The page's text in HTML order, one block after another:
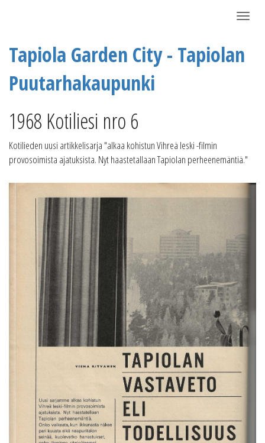
Tapiola Garden City - Tapiolan
Puutarhakaupunki
1968 Kotiliesi nro 6
Kotilieden uusi artikkelisarja "alkaa kohistun Vihreä leski -filmin
provosoimista ajatuksista. Nyt haastetallaan Tapiolan perheenemäntiä."